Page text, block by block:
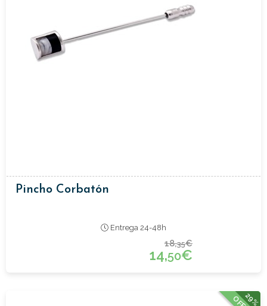
Pincho Corbatón
Entrega 24-48h
18,35€
14,50€
29%